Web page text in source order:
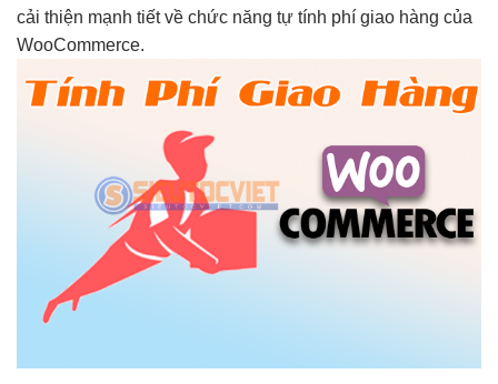
cải thiện mạnh tiết về chức năng tự tính phí giao hàng của
WooCommerce.